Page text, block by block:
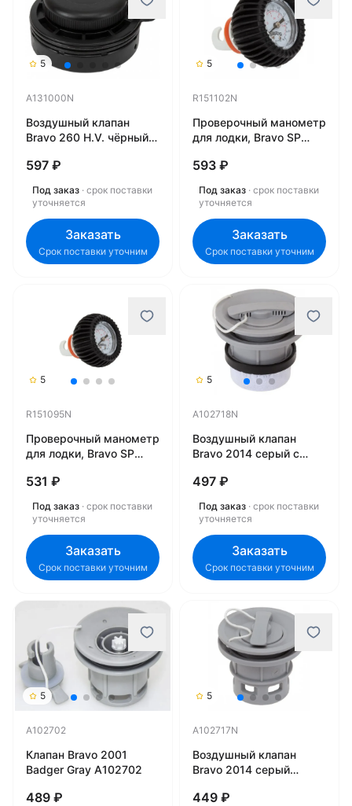
5
A131000N
Воздушный клапан
Bravo 260 H.V. чёрный
597 ₽
Под заказ · срок поставки
уточняется
Заказать
Срок поставки уточним
5
R151102N
Проверочный манометр
для лодки, Bravo SP
бар R151102N
593 ₽
Под заказ · срок поставки
уточняется
Заказать
Срок поставки уточним
5
R151095N
Проверочный манометр
для лодки, Bravo SP
R151095N
531 ₽
Под заказ · срок поставки
уточняется
Заказать
Срок поставки уточним
5
A102718N
Воздушный клапан
Bravo 2014 серый с
A102718N
497 ₽
Под заказ · срок поставки
уточняется
Заказать
Срок поставки уточним
5
A102702
Клапан Bravo 2001
Badger Gray A102702
489 ₽
5
A102717N
Воздушный клапан
Bravo 2014 серый
449 ₽